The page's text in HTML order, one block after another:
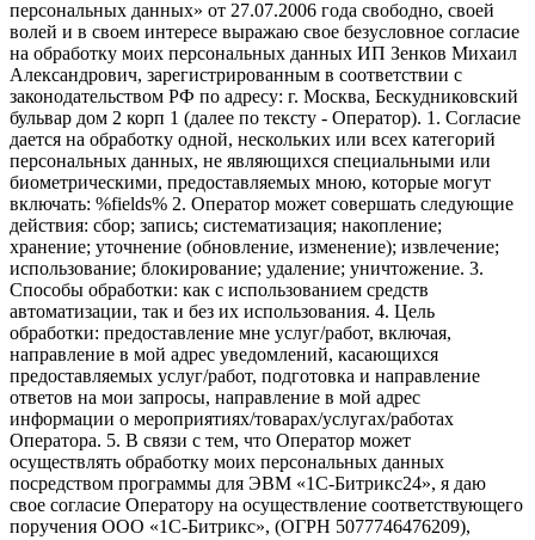
персональных данных» от 27.07.2006 года свободно, своей
волей и в своем интересе выражаю свое безусловное согласие
на обработку моих персональных данных ИП Зенков Михаил
Александрович, зарегистрированным в соответствии с
законодательством РФ по адресу: г. Москва, Бескудниковский
бульвар дом 2 корп 1 (далее по тексту - Оператор). 1. Согласие
дается на обработку одной, нескольких или всех категорий
персональных данных, не являющихся специальными или
биометрическими, предоставляемых мною, которые могут
включать: %fields% 2. Оператор может совершать следующие
действия: сбор; запись; систематизация; накопление;
хранение; уточнение (обновление, изменение); извлечение;
использование; блокирование; удаление; уничтожение. 3.
Способы обработки: как с использованием средств
автоматизации, так и без их использования. 4. Цель
обработки: предоставление мне услуг/работ, включая,
направление в мой адрес уведомлений, касающихся
предоставляемых услуг/работ, подготовка и направление
ответов на мои запросы, направление в мой адрес
информации о мероприятиях/товарах/услугах/работах
Оператора. 5. В связи с тем, что Оператор может
осуществлять обработку моих персональных данных
посредством программы для ЭВМ «1С-Битрикс24», я даю
свое согласие Оператору на осуществление соответствующего
поручения ООО «1С-Битрикс», (ОГРН 5077746476209),